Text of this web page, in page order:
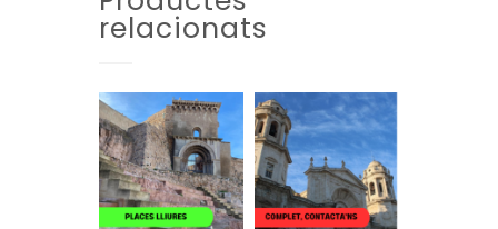
relacionats